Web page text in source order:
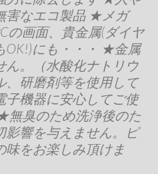
害なエコ製品 ★メガ
の画面、貴金属(ダイヤ
OK!)にも・・・ ★金属
ん。（水酸化ナトリウ
、研磨剤等を使用して
子機器に安心してご使
無臭のため洗浄後のた
影響を与えません。ピ
味をお楽しみ頂けま